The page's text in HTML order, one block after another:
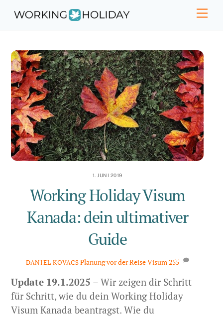
content
1. JUNI 2019
Working Holiday Visum
Kanada: dein ultimativer
Guide
DANIEL KOVACSPlanung vor der ReiseVisum 255
Update 19.1.2025 – Wir zeigen dir Schritt
für Schritt, wie du dein Working Holiday
Visum Kanada beantragst. Wie du